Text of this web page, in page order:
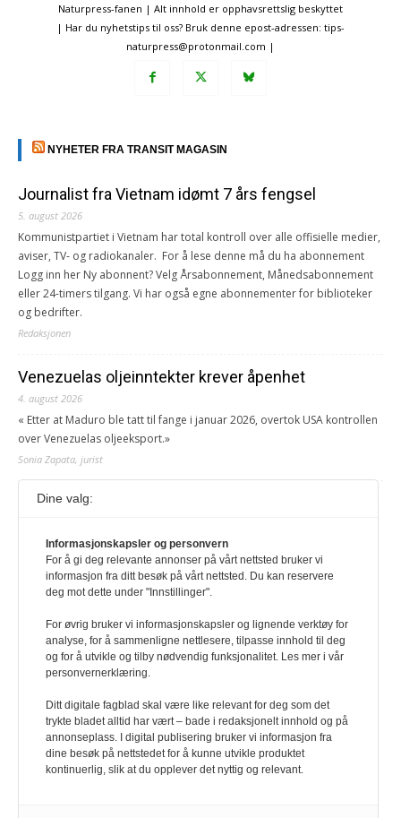
Naturpress-fanen | Alt innhold er opphavsrettslig beskyttet
| Har du nyhetstips til oss? Bruk denne epost-adressen: tips-
naturpress@protonmail.com |
NYHETER FRA TRANSIT MAGASIN
Journalist fra Vietnam idømt 7 års fengsel
5. august 2026
Kommunistpartiet i Vietnam har total kontroll over alle offisielle medier,
aviser, TV- og radiokanaler. For å lese denne må du ha abonnement
Logg inn her Ny abonnent? Velg Årsabonnement, Månedsabonnement
eller 24-timers tilgang. Vi har også egne abonnementer for biblioteker
og bedrifter.
Redaksjonen
Venezuelas oljeinntekter krever åpenhet
4. august 2026
« Etter at Maduro ble tatt til fange i januar 2026, overtok USA kontrollen
over Venezuelas oljeeksport.»
Sonia Zapata, jurist
117,8 millioner er på flukt, en nedgang fra forrige
1. august 2026
Ville ha tilsvart verdens trettende største land i folketall. For å lese
denne må du ha abonnement Logg inn her Ny abonnent? Velg
også egne abonnementer for biblioteker og bedrifter.
Redaksjonen
Dine valg:
Informasjonskapsler og personvern
For å gi deg relevante annonser på vårt nettsted bruker vi
informasjon fra ditt besøk på vårt nettsted. Du kan reservere
deg mot dette under "Innstillinger".
For øvrig bruker vi informasjonskapsler og lignende verktøy for
analyse, for å sammenligne nettlesere, tilpasse innhold til deg
og for å utvikle og tilby nødvendig funksjonalitet. Les mer i vår
personvernerklæring.
Ditt digitale fagblad skal være like relevant for deg som det
trykte bladet alltid har vært – bade i redaksjonelt innhold og på
annonseplass. I digital publisering bruker vi informasjon fra
dine besøk på nettstedet for å kunne utvikle produktet
kontinuerlig, slik at du opplever det nyttig og relevant.